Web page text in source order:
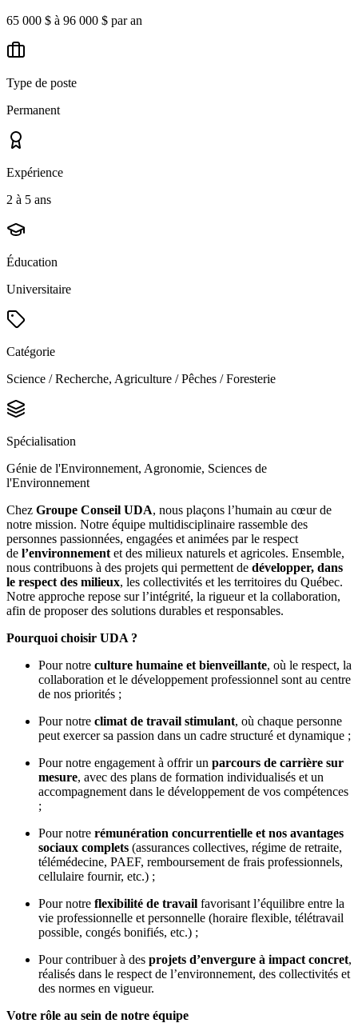
65 000 $ à 96 000 $ par an
Type de poste
Permanent
Expérience
2 à 5 ans
Éducation
Universitaire
Catégorie
Science / Recherche, Agriculture / Pêches / Foresterie
Spécialisation
Génie de l'Environnement, Agronomie, Sciences de
l'Environnement
Chez Groupe Conseil UDA, nous plaçons l’humain au cœur de
notre mission. Notre équipe multidisciplinaire rassemble des
personnes passionnées, engagées et animées par le respect
de l’environnement et des milieux naturels et agricoles. Ensemble,
nous contribuons à des projets qui permettent de développer, dans
le respect des milieux, les collectivités et les territoires du Québec.
Notre approche repose sur l’intégrité, la rigueur et la collaboration,
afin de proposer des solutions durables et responsables.
Pourquoi choisir UDA ?
Pour notre culture humaine et bienveillante, où le respect, la
collaboration et le développement professionnel sont au centre
de nos priorités ;
Pour notre climat de travail stimulant, où chaque personne
peut exercer sa passion dans un cadre structuré et dynamique ;
Pour notre engagement à offrir un parcours de carrière sur
mesure, avec des plans de formation individualisés et un
accompagnement dans le développement de vos compétences
;
Pour notre rémunération concurrentielle et nos avantages
sociaux complets (assurances collectives, régime de retraite,
télémédecine, PAEF, remboursement de frais professionnels,
cellulaire fournir, etc.) ;
Pour notre flexibilité de travail favorisant l’équilibre entre la
vie professionnelle et personnelle (horaire flexible, télétravail
possible, congés bonifiés, etc.) ;
Pour contribuer à des projets d’envergure à impact concret,
réalisés dans le respect de l’environnement, des collectivités et
des normes en vigueur.
Votre rôle au sein de notre équipe